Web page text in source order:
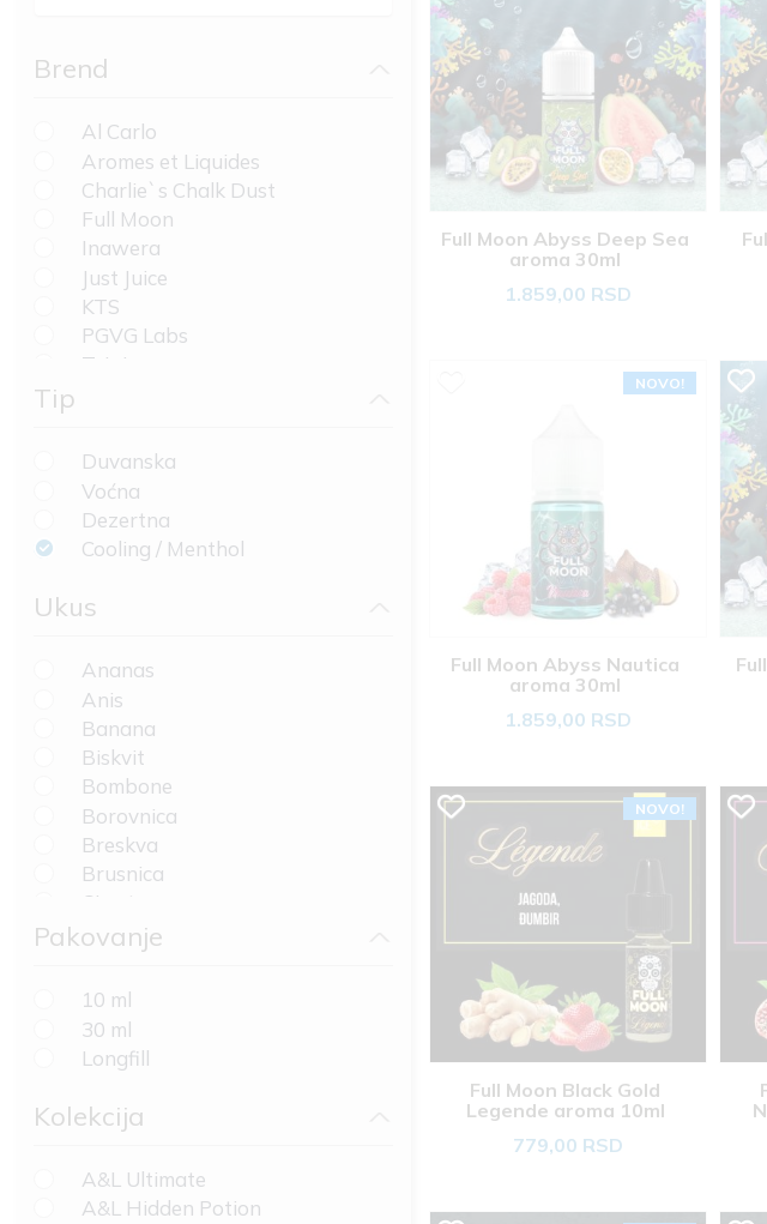
Brend
Al Carlo
Aromes et Liquides
Charlie`s Chalk Dust
Full Moon
Inawera
Just Juice
KTS
PGVG Labs
T-Juice
Vaping Zone USA
WizardLab
Tip
Duvanska
Voćna
Dezertna
Cooling / Menthol
Ukus
Ananas
Anis
Banana
Biskvit
Bombone
Borovnica
Breskva
Brusnica
Cimet
Čokolada
Cooling
Crni čaj
Dinja
Duvan
Džekfrut (nangka)
Đumbir
Eukaliptus
Pakovanje
10 ml
30 ml
Longfill
Kolekcija
A&L Ultimate
A&L Hidden Potion
Full Moon Abyss Deep Sea
aroma 30ml
1.859,00 RSD
NOVO!
Full Moon Abyss Nautica
aroma 30ml
1.859,00 RSD
NOVO!
Full Moon Black Gold
Legende aroma 10ml
779,00 RSD